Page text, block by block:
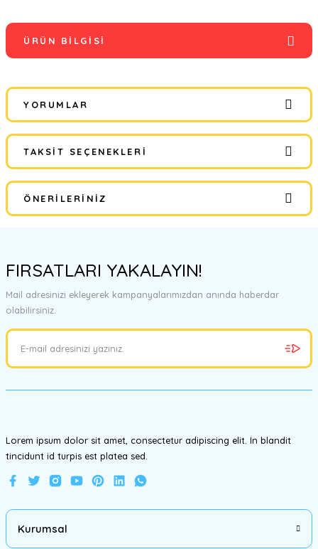
ÜRÜN BILGISI
YORUMLAR
Bu ürüne ilk yorumu siz yapın!
Yorum Yaz
TAKSIT SEÇENEKLERI
ÖNERILERINIZ
tarafımıza iletebilirsiniz.
Görüş ve önerileriniz için teşekkür ederiz.
Ürün resmi kalitesiz, bozuk veya görüntülenemiyor.
Ürün bilgilerinde hatalar bulunuyor.
FIRSATLARI YAKALAYIN!
Mail adresinizi ekleyerek kampanyalarımızdan anında haberdar
olabilirsiniz.
Lorem ipsum dolor sit amet, consectetur adipiscing elit. In blandit
tincidunt id turpis est platea sed.
Kurumsal